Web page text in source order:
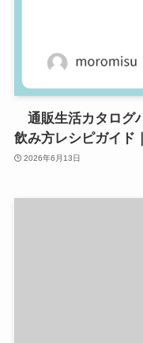
通販生活カタログ
飲み方レシピガイド
2026年6月13日